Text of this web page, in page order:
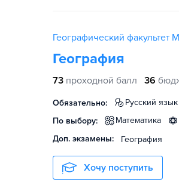
Географический
География
73 проходной балл 36
Обязательно: русский язык
По выбору:
математика
Доп. экзамены:
География
Хочу поступить